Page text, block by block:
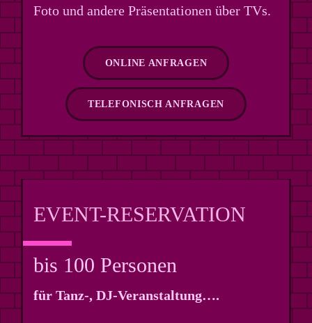
Foto und andere Präsentationen über TVs.
ONLINE ANFRAGEN
TELEFONISCH ANFRAGEN
EVENT-RESERVATION
bis 100 Personen
für Tanz-, DJ-Veranstaltung….